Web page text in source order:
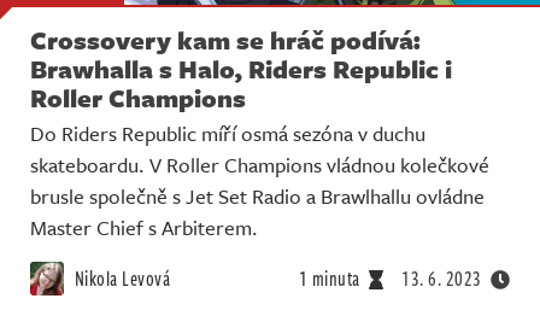
Crossovery kam se hráč podívá:
Brawhalla s Halo, Riders Republic i
Roller Champions
Do Riders Republic míří osmá sezóna v duchu
skateboardu. V Roller Champions vládnou kolečkové
brusle společně s Jet Set Radio a Brawlhallu ovládne
Master Chief s Arbiterem.
Nikola Levová 1 minuta 13. 6. 2023